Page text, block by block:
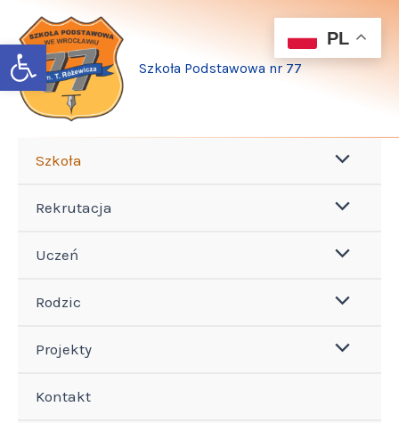
Open toolbar
Przejdź
treści
Szkoła Podstawowa nr 77
Szkoła
Rekrutacja
Uczeń
Rodzic
Projekty
Kontakt
PL